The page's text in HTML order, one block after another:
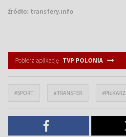
źródło: transfery.info
Pobierz aplikację TVP POLONIA
#SPORT #TRANSFER #PIŁKARZ